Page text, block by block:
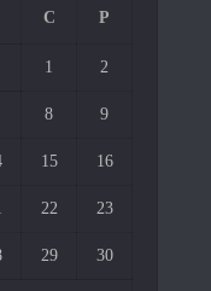
C P
1 2
8 9
15 16
22 23
29 30